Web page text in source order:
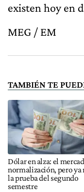
existen hoy en
MEG / EM
TAMBIÉN TE
Dólar en alza: el
normalización, pero ya
la prueba del segundo
semestre